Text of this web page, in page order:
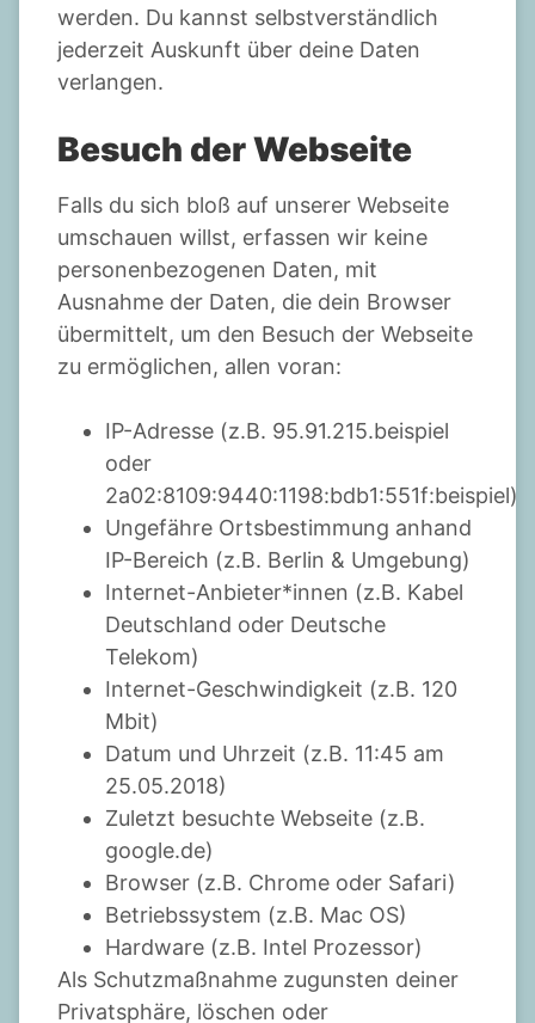
werden. Du kannst selbstverständlich
jederzeit Auskunft über deine Daten
verlangen.
Besuch der Webseite
Falls du sich bloß auf unserer Webseite
umschauen willst, erfassen wir keine
personenbezogenen Daten, mit
Ausnahme der Daten, die dein Browser
übermittelt, um den Besuch der Webseite
zu ermöglichen, allen voran:
IP-Adresse (z.B. 95.91.215.beispiel
oder
2a02:8109:9440:1198:bdb1:551f:beispiel)
Ungefähre Ortsbestimmung anhand
IP-Bereich (z.B. Berlin & Umgebung)
Internet-Anbieter*innen (z.B. Kabel
Deutschland oder Deutsche
Telekom)
Internet-Geschwindigkeit (z.B. 120
Mbit)
Datum und Uhrzeit (z.B. 11:45 am
25.05.2018)
Zuletzt besuchte Webseite (z.B.
google.de)
Browser (z.B. Chrome oder Safari)
Betriebssystem (z.B. Mac OS)
Hardware (z.B. Intel Prozessor)
Als Schutzmaßnahme zugunsten deiner
Privatsphäre, löschen oder